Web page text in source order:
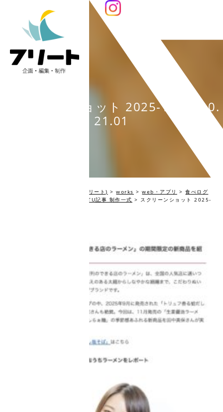
スクリーンショット 2025-11-20 10.
21.01
編集プロダクション Fleet(フリート) >works >web・アプリ >食べログ
マガジン:『日清食品チルド』TU記事 制作一式 > スクリーンショット 2025-